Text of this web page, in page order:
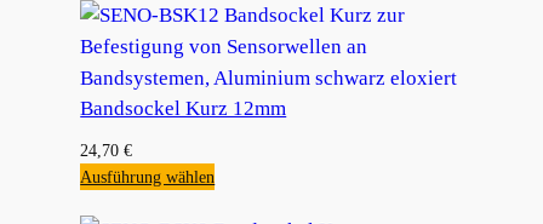
Bandsockel Kurz 12mm
24,70€
Ausführung wählen